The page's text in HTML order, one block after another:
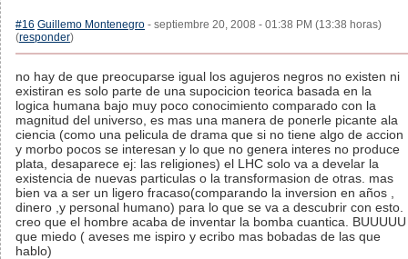
#16 Guillemo Montenegro - septiembre 20, 2008 - 01:38 PM (13:38 horas)
(responder)
no hay de que preocuparse igual los agujeros negros no existen ni
existiran es solo parte de una supocicion teorica basada en la
logica humana bajo muy poco conocimiento comparado con la
magnitud del universo, es mas una manera de ponerle picante ala
ciencia (como una pelicula de drama que si no tiene algo de accion
y morbo pocos se interesan y lo que no genera interes no produce
plata, desaparece ej: las religiones) el LHC solo va a develar la
existencia de nuevas particulas o la transformasion de otras. mas
bien va a ser un ligero fracaso(comparando la inversion en años ,
dinero ,y personal humano) para lo que se va a descubrir con esto.
creo que el hombre acaba de inventar la bomba cuantica. BUUUUU
que miedo ( aveses me ispiro y ecribo mas bobadas de las que
hablo)